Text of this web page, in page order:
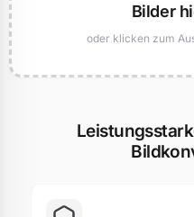
Bilder
oder klicken zum